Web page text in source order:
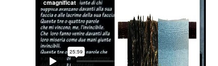
Fai una donazione sul nostro conto
bancario
IBAN:IT49S0200803039000102071988
(clicca per copiare)